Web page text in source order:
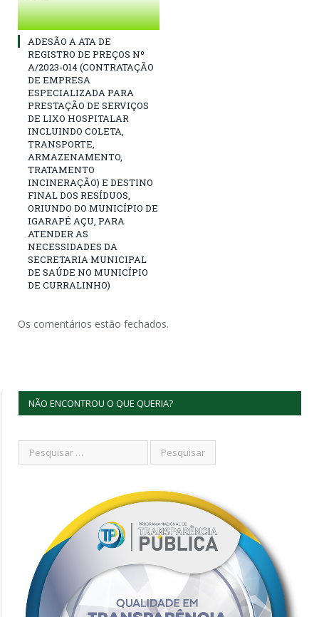
ADESÃO A ATA DE
REGISTRO DE PREÇOS Nº
A/2023-014 (CONTRATAÇÃO
DE EMPRESA
ESPECIALIZADA PARA
PRESTAÇÃO DE SERVIÇOS
DE LIXO HOSPITALAR
INCLUINDO COLETA,
TRANSPORTE,
ARMAZENAMENTO,
TRATAMENTO
INCINERAÇÃO) E DESTINO
FINAL DOS RESÍDUOS,
ORIUNDO DO MUNICÍPIO DE
IGARAPÉ AÇU, PARA
ATENDER AS
NECESSIDADES DA
SECRETARIA MUNICIPAL
DE SAÚDE NO MUNICÍPIO
DE CURRALINHO)
Os comentários estão fechados.
NÃO ENCONTROU O QUE QUERIA?